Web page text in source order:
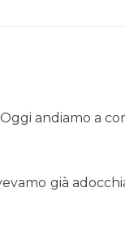
andiamo a
già